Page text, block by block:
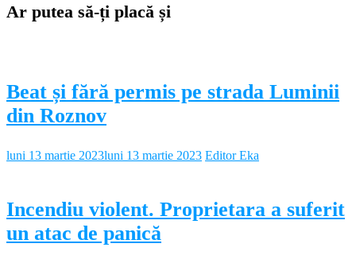
Ar putea să-ți placă și
Beat și fără permis pe strada Luminii
din Roznov
luni 13 martie 2023luni 13 martie 2023 Editor Eka
Incendiu violent. Proprietara a suferit
un atac de panică